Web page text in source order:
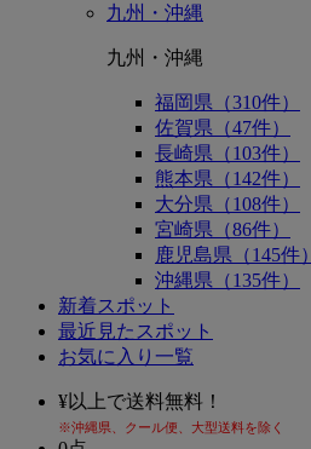
九州・沖縄
九州・沖縄
福岡県（310件）
佐賀県（47件）
長崎県（103件）
熊本県（142件）
大分県（108件）
宮崎県（86件）
鹿児島県（145件）
沖縄県（135件）
新着スポット
最近見たスポット
お気に入り一覧
¥以上で送料無料！
※沖縄県、クール便、大型送料を除く